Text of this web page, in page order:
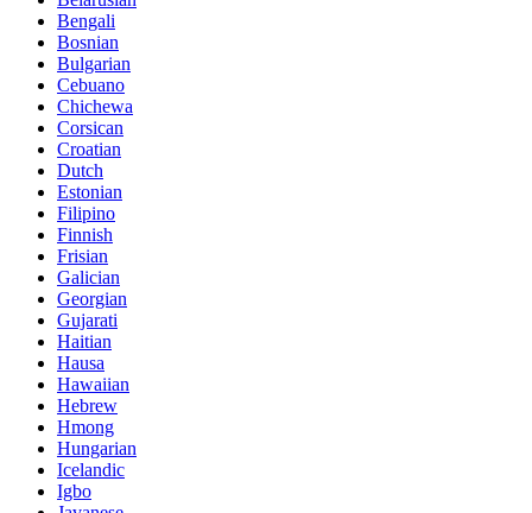
Bengali
Bosnian
Bulgarian
Cebuano
Chichewa
Corsican
Croatian
Dutch
Estonian
Filipino
Finnish
Frisian
Galician
Georgian
Gujarati
Haitian
Hausa
Hawaiian
Hebrew
Hmong
Hungarian
Icelandic
Igbo